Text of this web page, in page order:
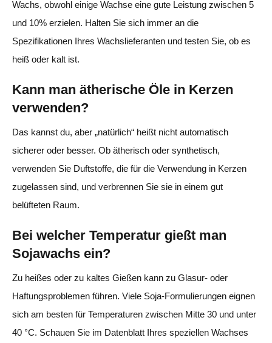
Wachs, obwohl einige Wachse eine gute Leistung zwischen 5
und 10% erzielen. Halten Sie sich immer an die
Spezifikationen Ihres Wachslieferanten und testen Sie, ob es
heiß oder kalt ist.
Kann man ätherische Öle in Kerzen
verwenden?
Das kannst du, aber „natürlich“ heißt nicht automatisch
sicherer oder besser. Ob ätherisch oder synthetisch,
verwenden Sie Duftstoffe, die für die Verwendung in Kerzen
zugelassen sind, und verbrennen Sie sie in einem gut
belüfteten Raum.
Bei welcher Temperatur gießt man
Sojawachs ein?
Zu heißes oder zu kaltes Gießen kann zu Glasur- oder
Haftungsproblemen führen. Viele Soja-Formulierungen eignen
sich am besten für Temperaturen zwischen Mitte 30 und unter
40 °C. Schauen Sie im Datenblatt Ihres speziellen Wachses